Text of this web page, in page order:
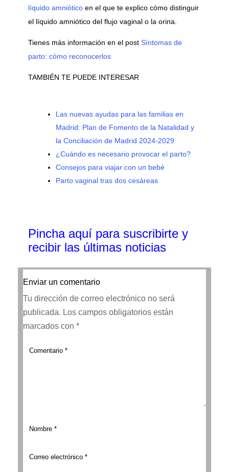
líquido amnióticoen el que te explico cómo distinguir
el líquido amniótico del flujo vaginal o la orina.
Tienes más información en el postSíntomas de
parto: cómo reconocerlos
TAMBIÉN TE PUEDE INTERESAR
Las nuevas ayudas para las familias en
Madrid: Plan de Fomento de la Natalidad y
la Conciliación de Madrid 2024-2029
¿Cuándo es necesario provocar el parto?
Consejos para viajar con un bebé
Parto vaginal tras dos cesáreas
Pincha aquí para suscribirte y
recibir las últimas noticias
Enviar un comentario
Tu dirección de correo electrónico no será
publicada. Los campos obligatorios están
marcados con *